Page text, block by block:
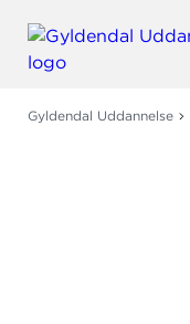
Gyldendal Uddannelse